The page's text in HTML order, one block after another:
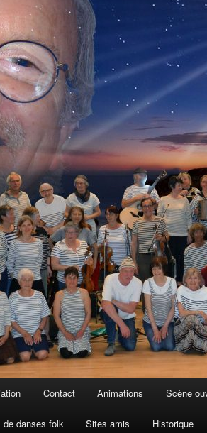
Contact Animations Scène
de danses folk Sites amis Historique